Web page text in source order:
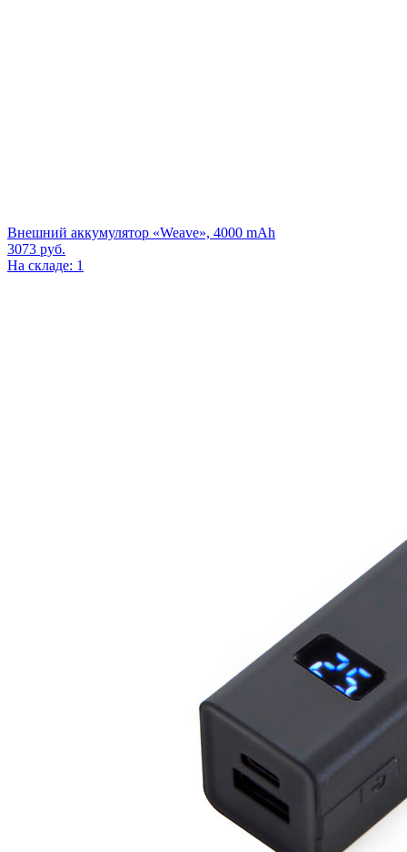
Внешний аккумулятор «Weave», 4000 mAh
3073 руб.
На складе: 1